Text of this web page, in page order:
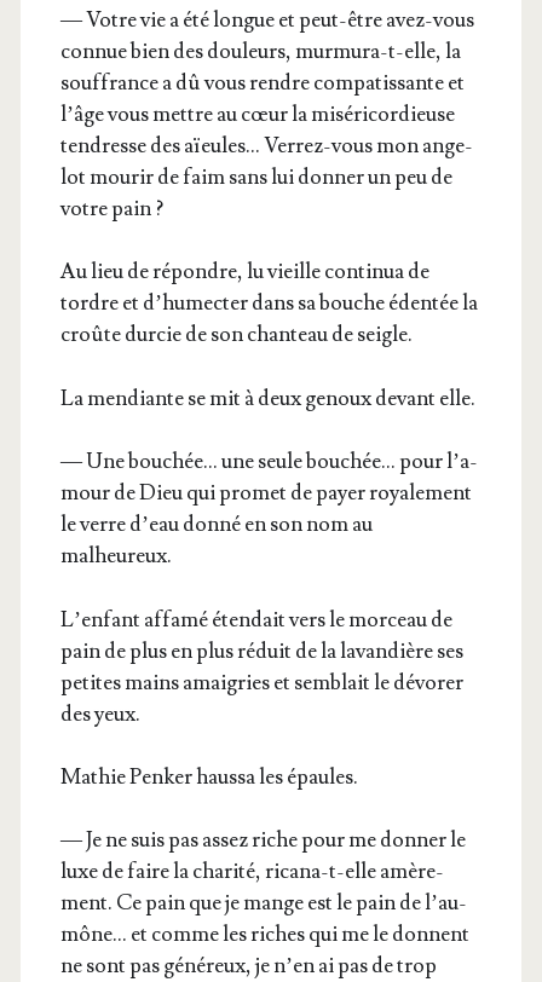
— Votre vie a été longue et peut-être avez-vous
connue bien des dou­leurs, mur­mu­ra-t-elle, la
souf­france a dû vous rendre com­pa­tis­sante et
l’âge vous mettre au cœur la misé­ri­cor­dieuse
ten­dresse des aïeules… Ver­rez-vous mon ange­
lot mou­rir de faim sans lui don­ner un peu de
votre pain ?
Au lieu de répondre, lu vieille conti­nua de
tordre et d’hu­mec­ter dans sa bouche éden­tée la
croûte dur­cie de son chan­teau de seigle.
La men­diante se mit à deux genoux devant elle.
— Une bou­chée… une seule bou­chée… pour l’a­
mour de Dieu qui pro­met de payer roya­le­ment
le verre d’eau don­né en son nom au
malheureux.
L’en­fant affa­mé éten­dait vers le mor­ceau de
pain de plus en plus réduit de la lavan­dière ses
petites mains amai­gries et sem­blait le dévo­rer
des yeux.
Mathie Pen­ker haus­sa les épaules.
— Je ne suis pas assez riche pour me don­ner le
luxe de faire la cha­ri­té, rica­na-t-elle amè­re­
ment. Ce pain que je mange est le pain de l’au­
mône… et comme les riches qui me le donnent
ne sont pas géné­reux, je n’en ai pas de trop